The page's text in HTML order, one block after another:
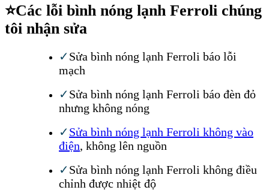
⭐Các lỗi bình nóng lạnh Ferroli chúng
tôi nhận sửa
✓Sửa bình nóng lạnh Ferroli báo lỗi
mạch
✓Sửa bình nóng lạnh Ferroli báo đèn đỏ
nhưng không nóng
✓Sửa bình nóng lạnh Ferroli không vào
điện, không lên nguồn
✓Sửa bình nóng lạnh Ferroli không điều
chỉnh được nhiệt độ